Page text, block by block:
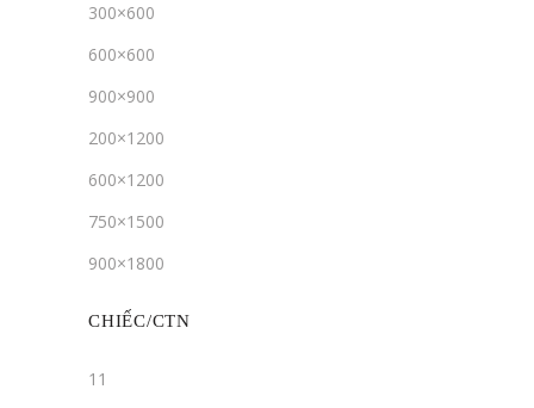
300×600
600×600
900×900
200×1200
600×1200
750×1500
900×1800
CHIẾC/CTN
11